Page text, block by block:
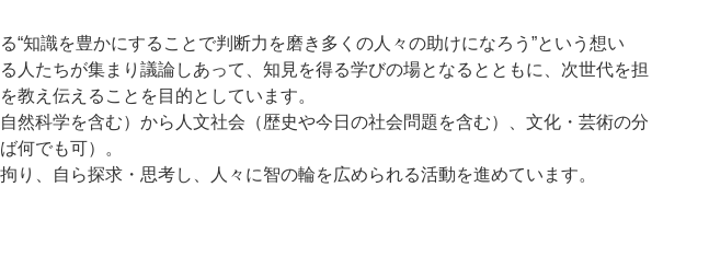
“知識を豊かにすることで判断力を磨き多くの人々の助けになろう”という想い
人たちが集まり議論しあって、知見を得る学びの場となるとともに、次世代を担
教え伝えることを目的としています。
然科学を含む）から人文社会（歴史や今日の社会問題を含む）、文化・芸術の分
何でも可）。
り、自ら探求・思考し、人々に智の輪を広められる活動を進めています。